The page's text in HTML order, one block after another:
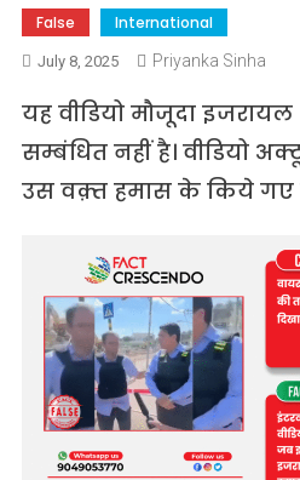
False International
July 8, 2025 Priyanka Sinha
यह वीडियो मौजूदा
सम्बंधित नहीं है। वीडियो
उस वक़्त हमास के किये गए